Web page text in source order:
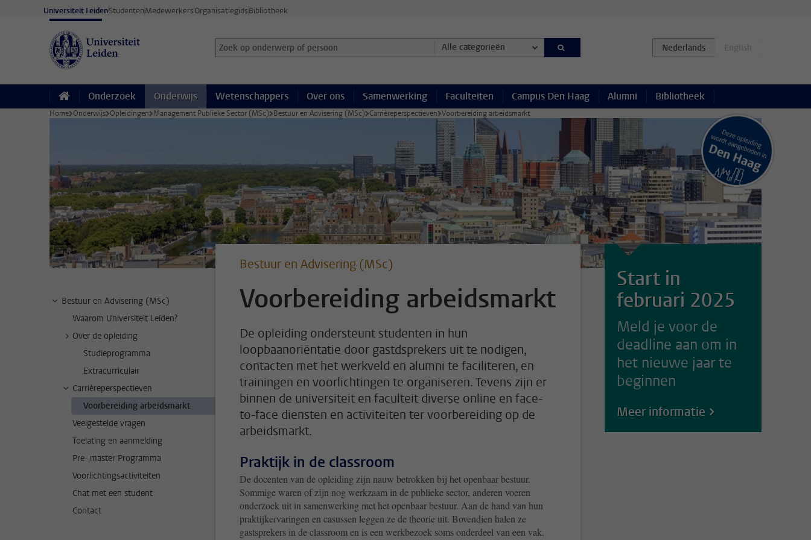
Ga direct naar de inhoud
Universiteit LeidenStudentenMedewerkersOrganisatiegidsBibliotheek
Zoek op onderwerp of persoon en selecteer categorie
Zoekterm Alle categorieën
Onderzoek Onderwijs Wetenschappers Over ons Samenwerking Faculteiten Campus Den Haag Alumni Bibliotheek
Home Onderwijs Opleidingen Management Publieke Sector (MSc) Bestuur en Advisering (MSc) Carrièreperspectieven Voorbereiding arbeidsmarkt
Bestuur en Advisering (MSc)
Waarom Universiteit Leiden?
Over de opleiding
Studieprogramma
Extracurriculair
Carrièreperspectieven
Voorbereiding arbeidsmarkt
Veelgestelde vragen
Toelating en aanmelding
Pre- master Programma
Voorlichtingsactiviteiten
Chat met een student
Contact
Bestuur en Advisering (MSc)
Voorbereiding arbeidsmarkt
De opleiding ondersteunt studenten in hun
loopbaanoriëntatie door gastdsprekers uit te nodigen,
contacten met het werkveld en alumni te faciliteren, en
trainingen en voorlichtingen te organiseren. Tevens zijn er
binnen de universiteit en faculteit diverse online en face-
to-face diensten en activiteiten ter voorbereiding op de
arbeidsmarkt.
Praktijk in de classroom
De docenten van de opleiding zijn nauw betrokken bij het openbaar bestuur.
Sommige waren of zijn nog werkzaam in de publieke sector, anderen voeren
onderzoek uit in samenwerking met het openbaar bestuur. Aan de hand van hun
praktijkervaringen en casussen leggen ze de theorie uit. Bovendien halen ze
gastsprekers in de classroom en is een werkbezoek soms onderdeel van een vak.
Start in
februari 2025
Meld je voor de
deadline aan om in
het nieuwe jaar te
beginnen
Meer informatie